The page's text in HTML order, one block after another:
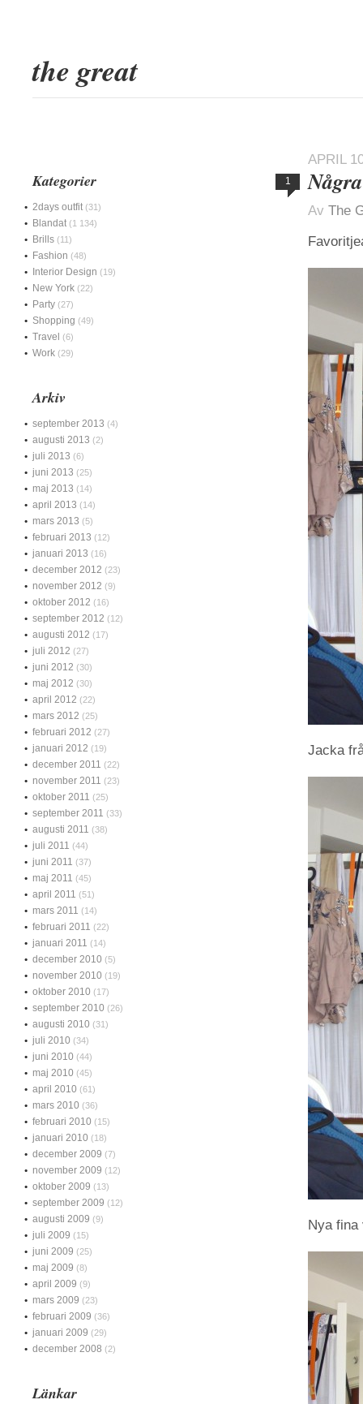
the great
APRIL
1
Av The
Jacka
Nya
Kategorier
2days outfit (31)
Blandat (1 134)
Brills (11)
Fashion (48)
Interior Design (19)
New York (22)
Party (27)
Shopping (49)
Travel (6)
Work (29)
Arkiv
september 2013 (4)
augusti 2013 (2)
juli 2013 (6)
juni 2013 (25)
maj 2013 (14)
april 2013 (14)
mars 2013 (5)
februari 2013 (12)
januari 2013 (16)
december 2012 (23)
november 2012 (9)
oktober 2012 (16)
september 2012 (12)
augusti 2012 (17)
juli 2012 (27)
juni 2012 (30)
maj 2012 (30)
april 2012 (22)
mars 2012 (25)
februari 2012 (27)
januari 2012 (19)
december 2011 (22)
november 2011 (23)
oktober 2011 (25)
september 2011 (33)
augusti 2011 (38)
juli 2011 (44)
juni 2011 (37)
maj 2011 (45)
april 2011 (51)
mars 2011 (14)
februari 2011 (22)
januari 2011 (14)
december 2010 (5)
november 2010 (19)
oktober 2010 (17)
september 2010 (26)
augusti 2010 (31)
juli 2010 (34)
juni 2010 (44)
maj 2010 (45)
april 2010 (61)
mars 2010 (36)
februari 2010 (15)
januari 2010 (18)
december 2009 (7)
november 2009 (12)
oktober 2009 (13)
september 2009 (12)
augusti 2009 (9)
juli 2009 (15)
juni 2009 (25)
maj 2009 (8)
april 2009 (9)
mars 2009 (23)
februari 2009 (36)
januari 2009 (29)
december 2008 (2)
Länkar